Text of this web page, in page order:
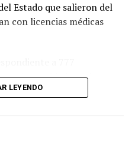
Estado que salieron del
con licencias médicas
varias entidades del
de Castro
laCorporación
LEYENDO